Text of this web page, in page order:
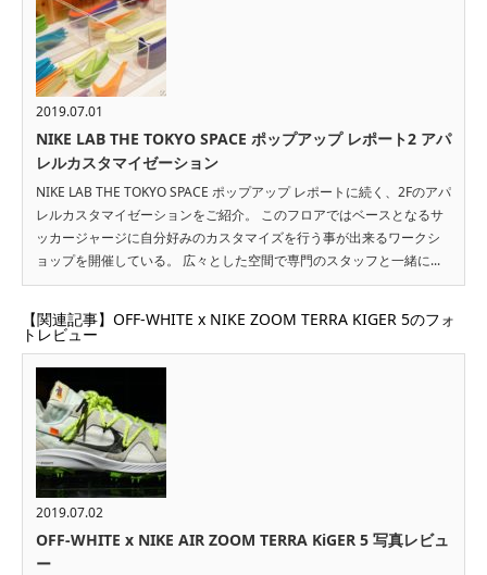
2019.07.01
NIKE LAB THE TOKYO SPACE ポップアップ レポート2 アパ
レルカスタマイゼーション
NIKE LAB THE TOKYO SPACE ポップアップ レポートに続く、2Fのアパ
レルカスタマイゼーションをご紹介。 このフロアではベースとなるサ
ッカージャージに自分好みのカスタマイズを行う事が出来るワークシ
ョップを開催している。 広々とした空間で専門のスタッフと一緒に...
【関連記事】OFF-WHITE x NIKE ZOOM TERRA KIGER 5のフォ
トレビュー
2019.07.02
OFF-WHITE x NIKE AIR ZOOM TERRA KiGER 5 写真レビュ
ー